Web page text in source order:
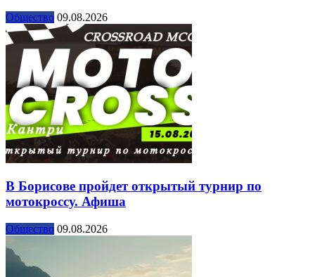
Общество 09.08.2026
В Борисове пройдет открытый турнир по
мотокроссу. Афиша
Общество 09.08.2026